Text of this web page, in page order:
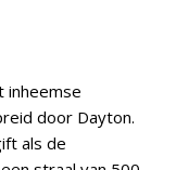
inheemse
door Dayton.
als de